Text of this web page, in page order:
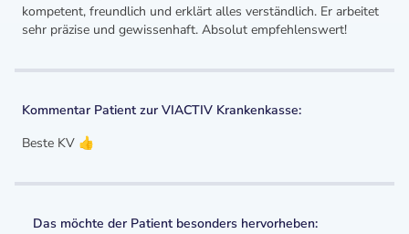
kompetent, freundlich und erklärt alles verständlich. Er arbeitet
sehr präzise und gewissenhaft. Absolut empfehlenswert!
Kommentar Patient zur VIACTIV Krankenkasse:
Beste KV 👍
Das möchte der Patient besonders hervorheben: